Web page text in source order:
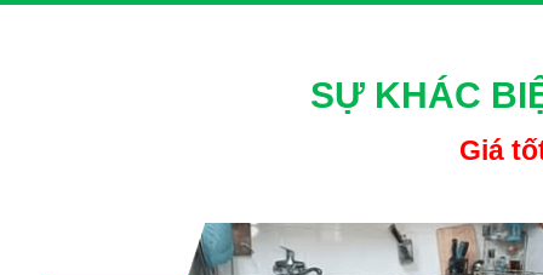
Nhiều trường hợp, thợ thi công ngay khi tới nơi mà
gồm nhiều hạng mục nhỏ lẻ mà khách không được
toán, khiến khách hàng rơi vào thế bị động và rất khó xử
Một số đối tượng lừa đảo tinh vi hơn sẽ giả mạo tên, địa
bảo hành có in logo, dấu đỏ nhưng số điện thoại lại là
SỰ KHÁC
Giá